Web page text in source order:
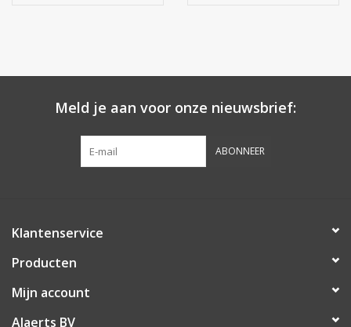
Meld je aan voor onze nieuwsbrief:
ABONNEER
Klantenservice
Producten
Mijn account
Alaerts BV